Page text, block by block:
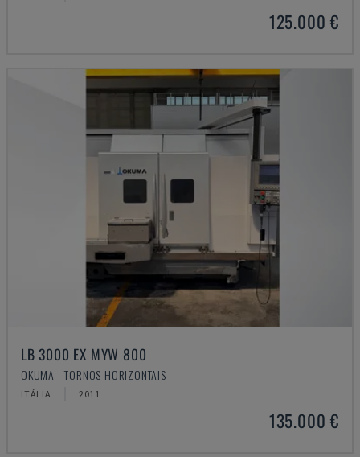
125.000 €
LB 3000 EX MYW 800
OKUMA - TORNOS HORIZONTAIS
ITÁLIA 2011
135.000 €